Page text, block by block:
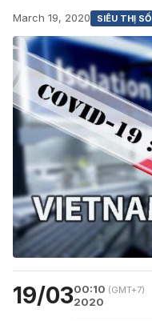
March 19, 2020 SIÊU THỊ SỐ
19/0300:10 (GMT+7)
2020